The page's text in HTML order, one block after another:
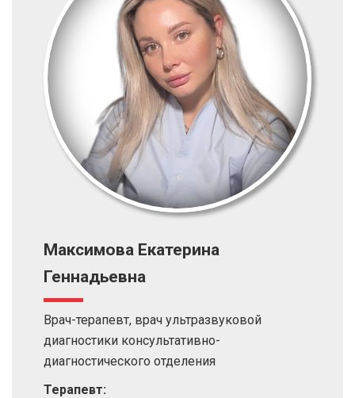
Максимова Екатерина
Геннадьевна
Врач-терапевт, врач ультразвуковой
диагностики консультативно-
диагностического отделения
Терапевт: